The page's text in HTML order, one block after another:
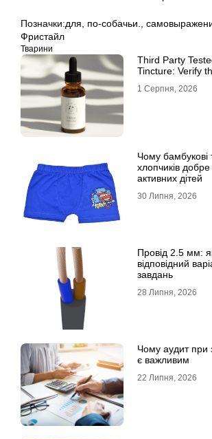
Позначки:для по-собачьи.
Фристайл
Тварини
Third Party
Tincture: Verify
1 Серпня, 2026
Чому
хлопчиків
активних дітей
30 Липня, 2026
Провід 2.5 мм:
відповідний
завдань
28 Липня, 2026
Чому аудит при
є важливим
22 Липня, 2026